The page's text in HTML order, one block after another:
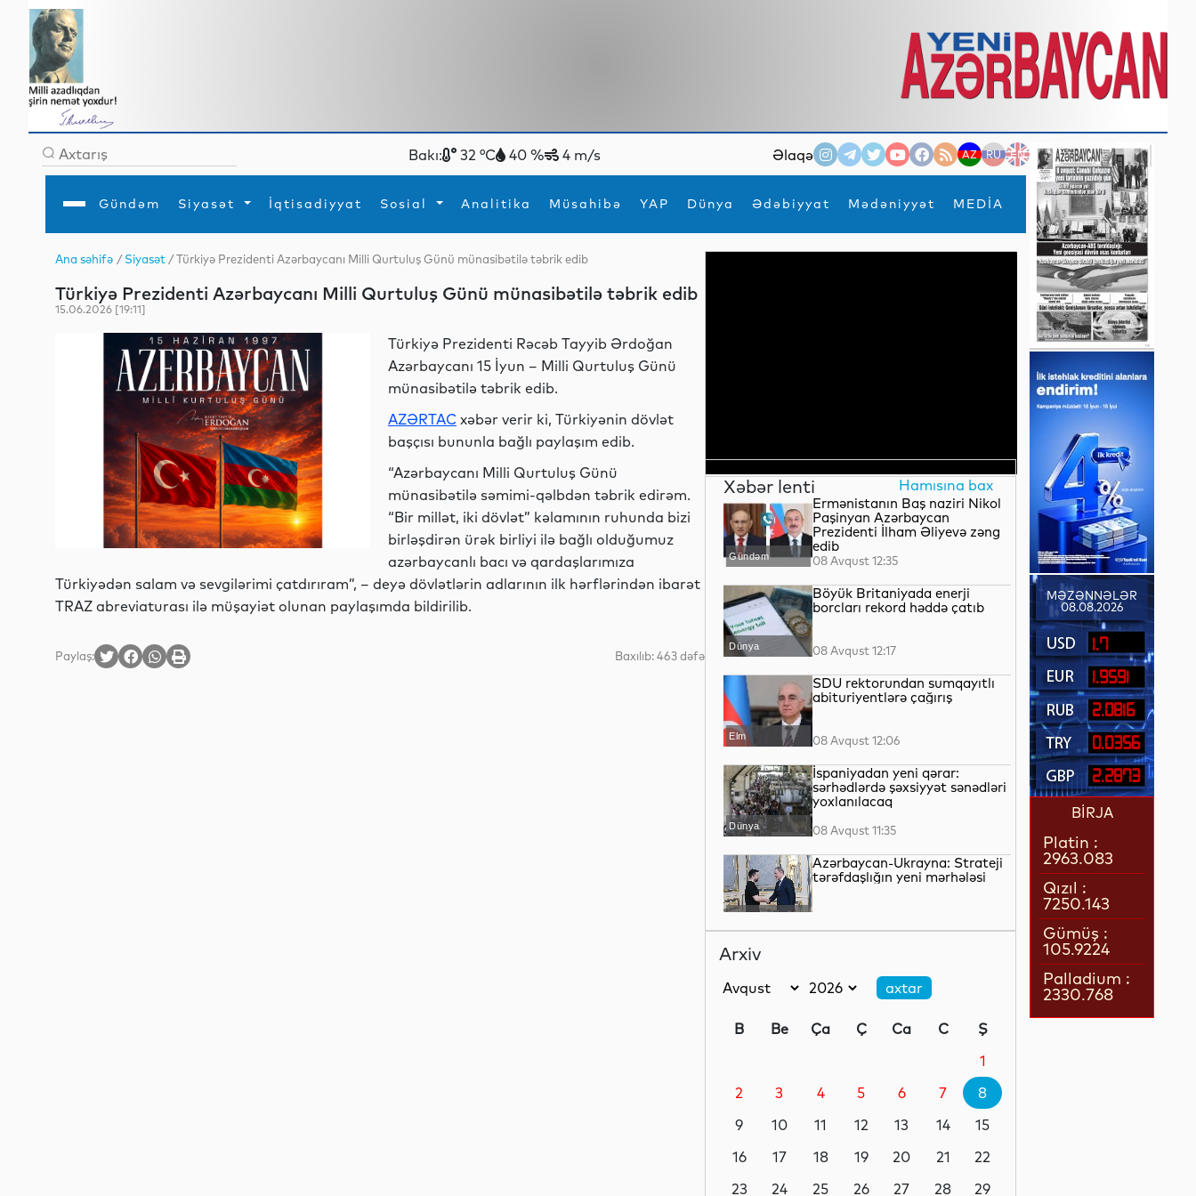
Bakı: 32 °C 40 % 4 m/s Əlaqə AZ RU EN
Gündəm Siyasət İqtisadiyyat Sosial Analitika Müsahibə YAP Dünya Ədəbiyyat Mədəniyyət MEDİA
×
Gündəm
İqtisadiyyat
Analitika
Mədəniyyət
Müsahibə
MEDİA
Xarici siyasətTurizm
Hadisə
Diaspor
İdmanYeni texnologiyalar
Ana səhifə /Siyasət / Türkiyə Prezidenti Azərbaycanı Milli Qurtuluş Günü münasibətilə təbrik edib
Türkiyə Prezidenti Azərbaycanı Milli Qurtuluş Günü münasibətilə təbrik edib
15.06.2026 [19:11]
Türkiyə Prezidenti Rəcəb Tayyib Ərdoğan
Azərbaycanı 15 İyun – Milli Qurtuluş Günü
münasibətilə təbrik edib.
AZƏRTAC xəbər verir ki, Türkiyənin dövlət
başçısı bununla bağlı paylaşım edib.
“Azərbaycanı Milli Qurtuluş Günü
münasibətilə səmimi-qəlbdən təbrik edirəm.
“Bir millət, iki dövlət” kəlamının ruhunda bizi
birləşdirən ürək birliyi ilə bağlı olduğumuz
azərbaycanlı bacı və qardaşlarımıza
Türkiyədən salam və sevgilərimi çatdırıram”, – deyə dövlətlərin adlarının ilk hərflərindən ibarət
TRAZ abreviaturası ilə müşayiət olunan paylaşımda bildirilib.
Paylaş: Baxılıb: 463 dəfə
Xəbər lenti Hamısına bax
Gündəm
Ermənistanın Baş naziri Nikol
Paşinyan Azərbaycan
Prezidenti İlham Əliyevə zəng
edib
08 Avqust 12:35
Dünya
Böyük Britaniyada enerji
borcları rekord həddə çatıb
08 Avqust 12:17
Elm
SDU rektorundan sumqayıtlı
abituriyentlərə çağırış
08 Avqust 12:06
Dünya
İspaniyadan yeni qərar:
sərhədlərdə şəxsiyyət sənədləri
yoxlanılacaq
08 Avqust 11:35
Siyasət
Azərbaycan-Ukrayna: Strateji
tərəfdaşlığın yeni mərhələsi
texnologiyalar
təhdidlər?
Analitik 08 Avqust 09:55
Analitik
Dünya liderliyi uğrunda
08 Avqust 09:32
Arxiv
B Be Ça Ç Ca C
Ş
1
2
3 4 5 6 7
8
9
10 11 12 13 14
15
16
17 18 19 20 21
22
23
24 25 26 27 28
29
MƏZƏNNƏLƏR
08.08.2026
1.7
1.9591
2.0816
0.0356
2.2873
BİRJA
Platin :
2963.083
Qızıl :
7250.143
Gümüş :
105.9224
Palladium :
2330.768